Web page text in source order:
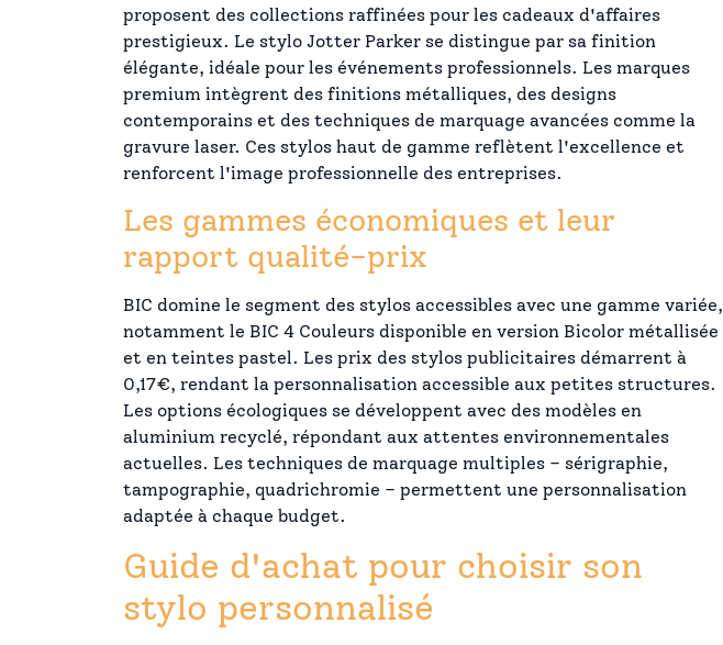
proposent des collections raffinées pour les cadeaux d'affaires
prestigieux. Le stylo Jotter Parker se distingue par sa finition
élégante, idéale pour les événements professionnels. Les marques
premium intègrent des finitions métalliques, des designs
contemporains et des techniques de marquage avancées comme la
gravure laser. Ces stylos haut de gamme reflètent l'excellence et
renforcent l'image professionnelle des entreprises.
Les gammes économiques et leur
rapport qualité-prix
BIC domine le segment des stylos accessibles avec une gamme variée,
notamment le BIC 4 Couleurs disponible en version Bicolor métallisée
et en teintes pastel. Les prix des stylos publicitaires démarrent à
0,17€, rendant la personnalisation accessible aux petites structures.
Les options écologiques se développent avec des modèles en
aluminium recyclé, répondant aux attentes environnementales
actuelles. Les techniques de marquage multiples – sérigraphie,
tampographie, quadrichromie – permettent une personnalisation
adaptée à chaque budget.
Guide d'achat pour choisir son
stylo personnalisé